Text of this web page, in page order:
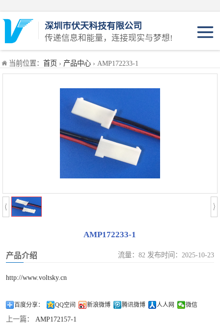
深圳市伏天科技有限公司
传递信息和能量，连接现实与梦想!
当前位置： 首页 › 产品中心 › AMP172233-1
AMP172233-1
产品介绍 流量：82 发布时间：2025-10-23
http://www.voltsky.cn
百度分享： QQ空间 新浪微博 腾讯微博 人人网 微信
上一篇：
AMP172157-1
JST系列